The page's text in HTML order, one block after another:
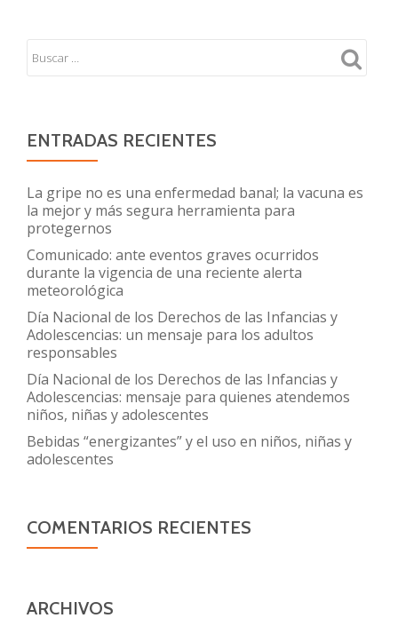
ENTRADAS RECIENTES
La gripe no es una enfermedad banal; la vacuna es
la mejor y más segura herramienta para
protegernos
Comunicado: ante eventos graves ocurridos
durante la vigencia de una reciente alerta
meteorológica
Día Nacional de los Derechos de las Infancias y
Adolescencias: un mensaje para los adultos
responsables
Día Nacional de los Derechos de las Infancias y
Adolescencias: mensaje para quienes atendemos
niños, niñas y adolescentes
Bebidas “energizantes” y el uso en niños, niñas y
adolescentes
COMENTARIOS RECIENTES
ARCHIVOS